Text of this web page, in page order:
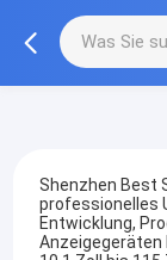
Shenzhen Best
professionelles
Entwicklung,
Anzeigegeräten